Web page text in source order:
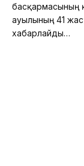
басқармасының
ауылының 41
хабарлайды…